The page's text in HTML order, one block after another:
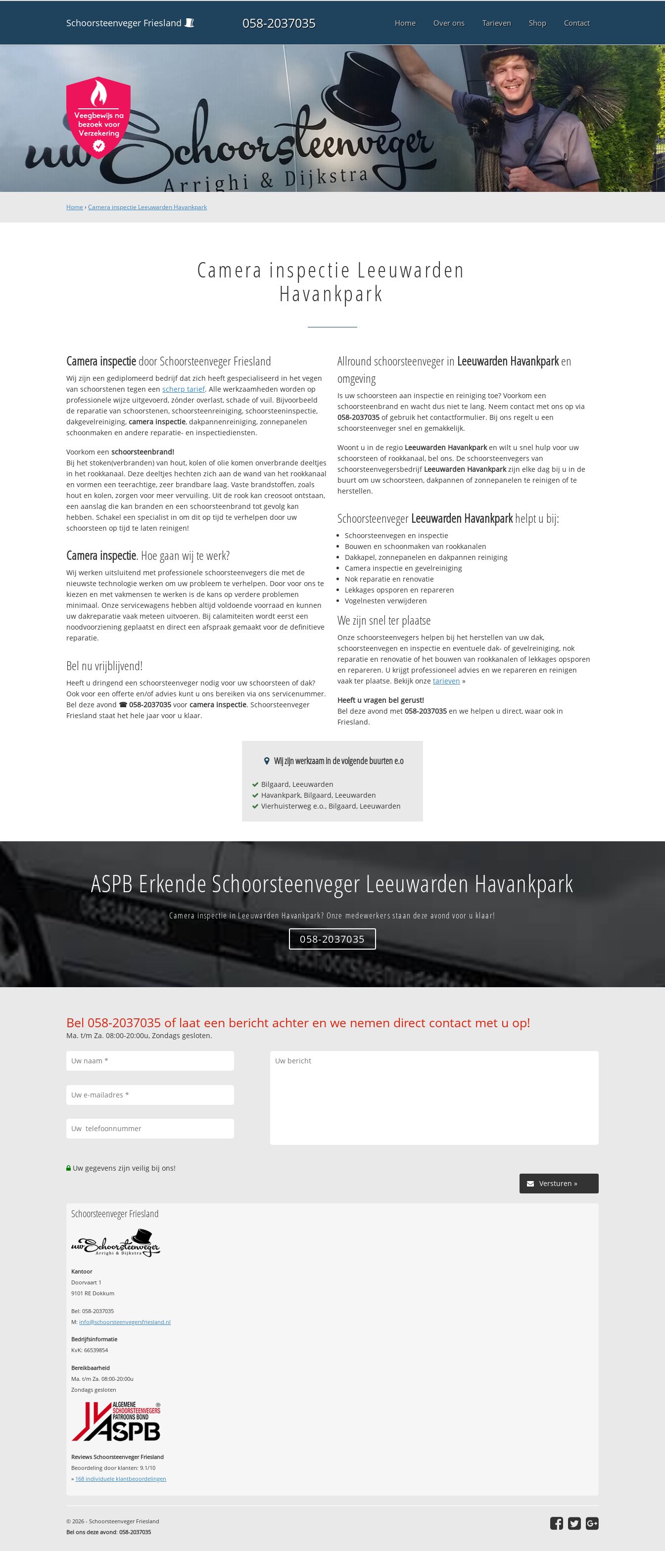
Schoorsteenveger Friesland 058-2037035 Home Over ons Tarieven Shop Contact
Home ›Camera inspectie Leeuwarden Havankpark
Camera inspectie Leeuwarden
Havankpark
Camera inspectiedoor Schoorsteenveger Friesland
Wij zijn een gediplomeerd bedrijf dat zich heeft gespecialiseerd in het vegen
van schoorstenen tegen eenscherp tarief. Alle werkzaamheden worden op
professionele wijze uitgevoerd, zónder overlast, schade of vuil. Bijvoorbeeld
de reparatie van schoorstenen, schoorsteenreiniging, schoorsteeninspectie,
dakgevelreiniging,camera inspectie, dakpannenreiniging, zonnepanelen
schoonmaken en andere reparatie- en inspectiediensten.
Voorkom eenschoorsteenbrand!
Bij het stoken(verbranden) van hout, kolen of olie komen onverbrande deeltjes
in het rookkanaal. Deze deeltjes hechten zich aan de wand van het rookkanaal
en vormen een teerachtige, zeer brandbare laag. Vaste brandstoffen, zoals
hout en kolen, zorgen voor meer vervuiling. Uit de rook kan creosoot ontstaan,
een aanslag die kan branden en een schoorsteenbrand tot gevolg kan
hebben. Schakel een specialist in om dit op tijd te verhelpen door uw
schoorsteen op tijd te laten reinigen!
Camera inspectie. Hoe gaan wij te werk?
Wij werken uitsluitend met professionele schoorsteenvegers die met de
nieuwste technologie werken om uw probleem te verhelpen. Door voor ons te
kiezen en met vakmensen te werken is de kans op verdere problemen
minimaal. Onze servicewagens hebben altijd voldoende voorraad en kunnen
uw dakreparatie vaak meteen uitvoeren. Bij calamiteiten wordt eerst een
noodvoorziening geplaatst en direct een afspraak gemaakt voor de definitieve
reparatie.
Bel nu vrijblijvend!
Heeft u dringend een schoorsteenveger nodig voor uw schoorsteen of dak?
Ook voor een offerte en/of advies kunt u ons bereiken via ons servicenummer.
Bel deze avond ☎058-2037035 voorcamera inspectie. Schoorsteenveger
Friesland staat het hele jaar voor u klaar.
Allround schoorsteenveger in Leeuwarden Havankparken
omgeving
Is uw schoorsteen aan inspectie en reiniging toe? Voorkom een
schoorsteenbrand en wacht dus niet te lang. Neem contact met ons op via
058-2037035 of gebruik het contactformulier. Bij ons regelt u een
schoorsteenveger snel en gemakkelijk.
Woont u in de regio Leeuwarden Havankparken wilt u snel hulp voor uw
schoorsteen of rookkanaal, bel ons. De schoorsteenvegers van
schoorsteenvegersbedrijf Leeuwarden Havankparkzijn elke dag bij u in de
buurt om uw schoorsteen, dakpannen of zonnepanelen te reinigen of te
herstellen.
Schoorsteenveger Leeuwarden Havankparkhelpt u bij:
Schoorsteenvegen en inspectie
Bouwen en schoonmaken van rookkanalen
Dakkapel, zonnepanelen en dakpannen reiniging
Camera inspectie en gevelreiniging
Nok reparatie en renovatie
Lekkages opsporen en repareren
Vogelnesten verwijderen
We zijn snel ter plaatse
Onze schoorsteenvegers helpen bij het herstellen van uw dak,
schoorsteenvegen en inspectie en eventuele dak- of gevelreiniging, nok
reparatie en renovatie of het bouwen van rookkanalen of lekkages opsporen
en repareren. U krijgt professioneel advies en we repareren en reinigen
vaak ter plaatse. Bekijk onze tarieven »
Heeft u vragen bel gerust!
Bel deze avond met 058-2037035 en we helpen u direct, waar ook in
Friesland.
Wij zijn werkzaam in de volgende buurten e.o
Bilgaard, Leeuwarden
Havankpark, Bilgaard, Leeuwarden
Vierhuisterweg e.o., Bilgaard, Leeuwarden
ASPB Erkende Schoorsteenveger Leeuwarden Havankpark
Camera inspectie in Leeuwarden Havankpark? Onze medewerkers staan deze avond voor u klaar!
058-2037035
Bel 058-2037035 of laat een bericht achter en we nemen direct contact met u op!
Ma. t/m Za. 08:00-20:00u, Zondags gesloten.
Uw gegevens zijn veilig bij ons!
Versturen »
Schoorsteenveger Friesland
Kantoor
Doorvaart 1
9101 RE Dokkum
Bel: 058-2037035
M: info@schoorsteenvegersfriesland.nl
Bedrijfsinformatie
KvK: 66539854
Bereikbaarheid
Ma. t/m Za. 08:00-20:00u
Zondags gesloten
Reviews Schoorsteenveger Friesland
Beoordeling door klanten:9.1/10
» 168 individuele klantbeoordelingen
© 2026 - Schoorsteenveger Friesland
Bel ons deze avond:058-2037035